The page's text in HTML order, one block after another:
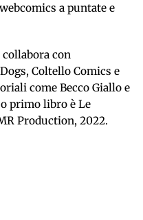
a puntate e
collabora con
Coltello Comics e
come Becco Giallo e
primo libro è Le
Production, 2022.